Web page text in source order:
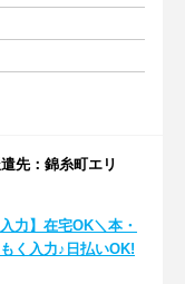
先：錦糸町エリ
力】在宅OK＼本・
く入力♪日払いOK!